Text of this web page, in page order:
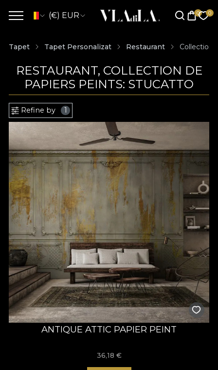
(€) EUR
Tapet Tapet Personalizat Restaurant Collection
RESTAURANT, COLLECTION DE
PAPIERS PEINTS: STUCATTO
Refine by 1
ANTIQUE ATTIC PAPIER PEINT
36,18 €